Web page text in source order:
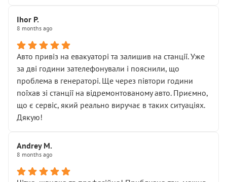
Далі ситуація тільки погіршилась:
• сказали, що тепер “потрібно знімати колеса”
• що біля авто стояти вже не можна
• почали озвучувати купу додаткових робіт без
чіткого пояснення
( ну все зняли та доробили) дякую!
Окремий момент, який виглядає абсурдно:
мені заявили, що бачок гальмівної рідини потрібно
міняти разом із головним гальмівним циліндром у
Для людини, яка хоча б трохи розуміється на техніці,
це звучить як мінімум непрофесійно, а як максимум —
спроба продати дорогий вузол замість елементарних
ущільнювачів.
Ihor P.
8 months ago
Авто привіз на евакуаторі та залишив на станції. Уже
за дві години зателефонували і пояснили, що
проблема в генераторі. Ще через півтори години
поїхав зі станції на відремонтованому авто. Приємно,
що є сервіс, який реально виручає в таких ситуаціях.
Дякую!
Andrey M.
8 months ago